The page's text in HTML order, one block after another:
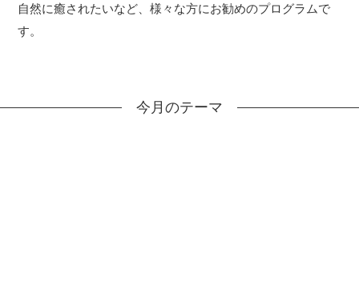
自然に癒されたいなど、様々な方にお勧めのプログラムで
す。
今月のテーマ